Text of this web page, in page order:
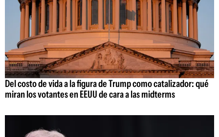
Del costo de vida a la figura de Trump como catalizador: qué
miran los votantes en EEUU de cara a las midterms